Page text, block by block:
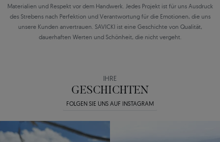
Materialien und Respekt vor dem Handwerk. Jedes Projekt ist für uns Ausdruck
des Strebens nach Perfektion und Verantwortung für die Emotionen, die uns
unsere Kunden anvertrauen. SAVICKI ist eine Geschichte von Qualität,
dauerhaften Werten und Schönheit, die nicht vergeht.
IHRE
GESCHICHTEN
FOLGEN SIE UNS AUF INSTAGRAM